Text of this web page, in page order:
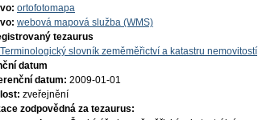
ortofotomapa
webová mapová služba (WMS)
tezaurus
Terminologický slovník zeměměřictví a katastru nemovitostí
datum
datum: 2009-01-01
zveřejnění
zodpovědná za tezaurus: